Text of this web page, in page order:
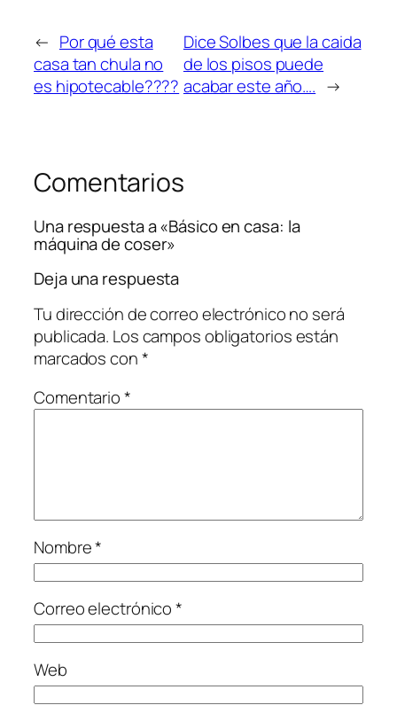
← Por qué esta
casa tan chula no
es hipotecable????
Dice Solbes que la caida
de los pisos puede
acabar este año…. →
Comentarios
Una respuesta a «Básico en casa: la
máquina de coser»
Deja una respuesta
Tu dirección de correo electrónico no será
publicada. Los campos obligatorios están
marcados con*
Comentario*
Nombre*
Correo electrónico*
Web